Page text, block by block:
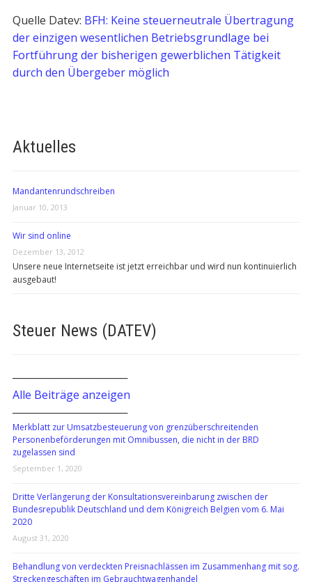
Aktuelles
Mandantenrundschreiben
Januar 10, 2013
Wir sind online
Dezember 13, 2012
Unsere neue Internetseite ist jetzt erreichbar und wird nun kontinuierlich
ausgebaut!
Quelle Datev: BFH: Keine steuerneutrale Übertragung
der einzigen wesentlichen Betriebsgrundlage bei
Fortführung der bisherigen gewerblichen Tätigkeit
durch den Übergeber möglich
Steuer News (DATEV)
───────────────
Alle Beiträge anzeigen
───────────────
Merkblatt zur Umsatzbesteuerung von grenzüberschreitenden
Personenbeförderungen mit Omnibussen, die nicht in der BRD
zugelassen sind
September 1, 2020
Dritte Verlängerung der Konsultationsvereinbarung zwischen der
Bundesrepublik Deutschland und dem Königreich Belgien vom 6. Mai
2020
August 31, 2020
Behandlung von verdeckten Preisnachlässen im Zusammenhang mit sog.
Streckengeschäften im Gebrauchtwagenhandel